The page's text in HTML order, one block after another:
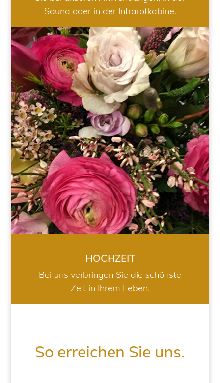
Sauna oder in der Infrarotkabine.
HOCHZEIT
HOCHZEIT
Bei uns verbringen Sie die schönste
Zeit in Ihrem Leben.
So erreichen Sie uns.